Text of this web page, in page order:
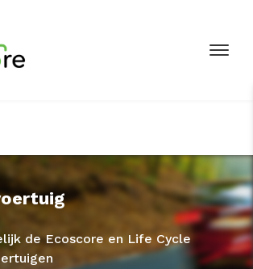
de Ecoscore en Life Cycle